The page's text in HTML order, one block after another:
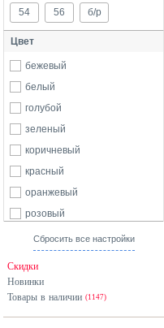
54 56 б/р
Цвет
бежевый
белый
голубой
зеленый
коричневый
красный
оранжевый
розовый
серый
хаки
черный
Сбросить все настройки
Скидки
Новинки
Товары в наличии (1147)